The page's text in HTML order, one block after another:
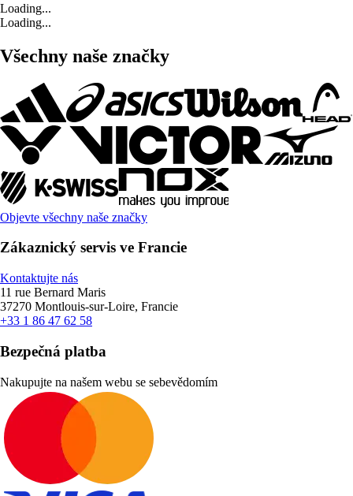
Loading...
Loading...
Všechny naše značky
Objevte všechny naše značky
Zákaznický servis ve Francie
Kontaktujte nás
11 rue Bernard Maris
37270 Montlouis-sur-Loire, Francie
+33 1 86 47 62 58
Bezpečná platba
Nakupujte na našem webu se sebevědomím